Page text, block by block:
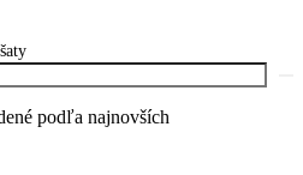
podľa najnovších